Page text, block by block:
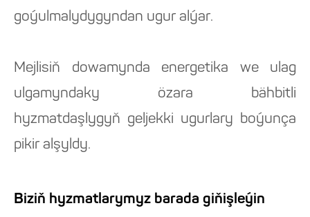
goýulmalydygyndan ugur alýar.
Mejlisiň dowamynda energetika we ulag
ulgamyndaky özara bähbitli
hyzmatdaşlygyň geljekki ugurlary boýunça
pikir alşyldy.
Biziň hyzmatlarymyz barada giňişleýin